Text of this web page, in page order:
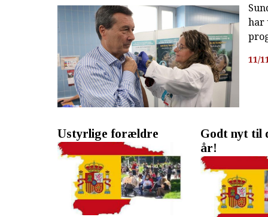
har
11/
Ustyrlige forældre
Godt nyt til
år!